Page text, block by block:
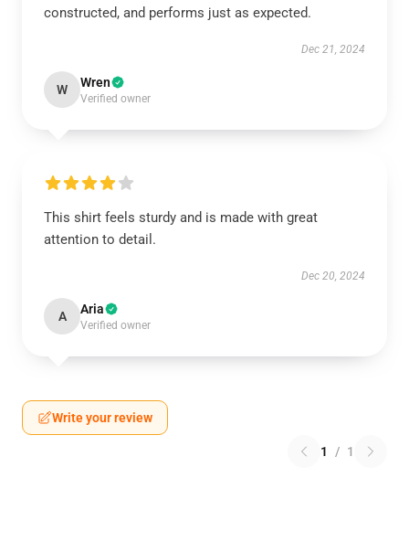
constructed, and performs just as expected.
Dec 21, 2024
W Wren
Verified owner
This shirt feels sturdy and is made with great
attention to detail.
Dec 20, 2024
A Aria
Verified owner
Write your review
1 / 1